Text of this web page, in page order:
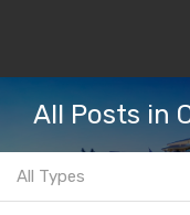
All Posts in
All Types